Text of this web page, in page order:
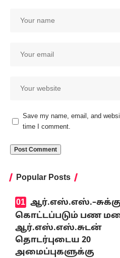
Save my name, email, and
time I comment.
Popular Posts
கொட்டப்படும் பண
ஆர்.எஸ்.எஸ்.சுடன்
தொடர்புடைய 20
அமைப்புகளுக்கு